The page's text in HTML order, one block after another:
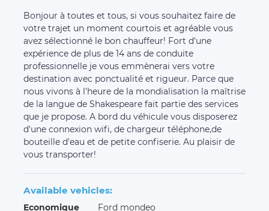
Bonjour à toutes et tous, si vous souhaitez faire de
votre trajet un moment courtois et agréable vous
avez sélectionné le bon chauffeur! Fort d'une
expérience de plus de 14 ans de conduite
professionnelle je vous emmènerai vers votre
destination avec ponctualité et rigueur. Parce que
nous vivons à l'heure de la mondialisation la maîtrise
de la langue de Shakespeare fait partie des services
que je propose. A bord du véhicule vous disposerez
d'une connexion wifi, de chargeur téléphone,de
bouteille d'eau et de petite confiserie. Au plaisir de
vous transporter!
Available vehicles:
Economique Ford mondeo